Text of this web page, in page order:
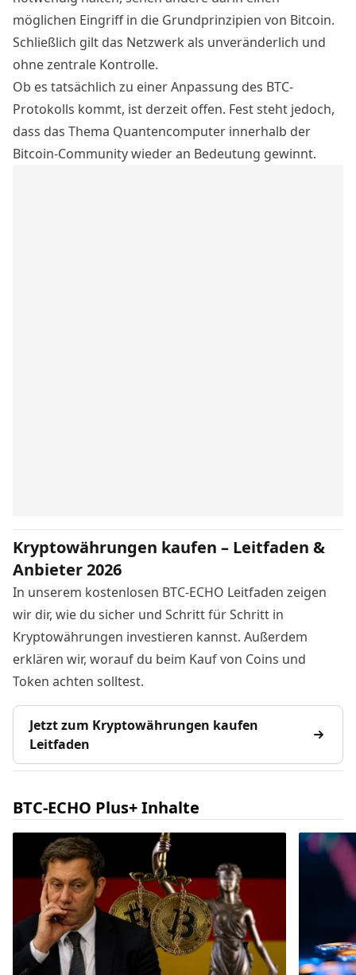
möglichen Eingriff in die Grundprinzipien von Bitcoin.
Schließlich gilt das Netzwerk als unveränderlich und
ohne zentrale Kontrolle.
Ob es tatsächlich zu einer Anpassung des BTC-
Protokolls kommt, ist derzeit offen. Fest steht jedoch,
dass das Thema Quantencomputer innerhalb der
Bitcoin-Community wieder an Bedeutung gewinnt.
Kryptowährungen kaufen – Leitfaden &
Anbieter 2026
In unserem kostenlosen BTC-ECHO Leitfaden zeigen
wir dir, wie du sicher und Schritt für Schritt in
Kryptowährungen investieren kannst. Außerdem
erklären wir, worauf du beim Kauf von Coins und
Token achten solltest.
Jetzt zum Kryptowährungen kaufen
Leitfaden
BTC-ECHO Plus+ Inhalte